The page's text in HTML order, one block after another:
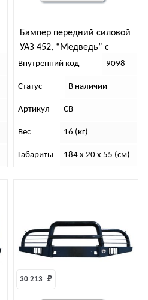
Бампер передний силовой
УАЗ 452, “Медведь” с
площадкой под лебедку
Внутренний код 9098
Статус В наличии
Артикул СВ
Вес 16 (кг)
Габариты 184 x 20 x 55 (см)
30 213 ₽